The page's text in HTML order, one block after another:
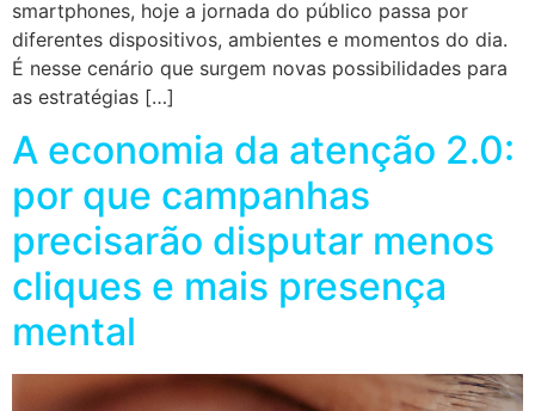
smartphones, hoje a jornada do público passa por
diferentes dispositivos, ambientes e momentos do dia.
É nesse cenário que surgem novas possibilidades para
as estratégias […]
A economia da atenção 2.0:
por que campanhas
precisarão disputar menos
cliques e mais presença
mental